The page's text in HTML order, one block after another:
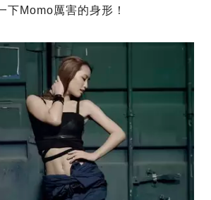
下Momo厲害的身形！